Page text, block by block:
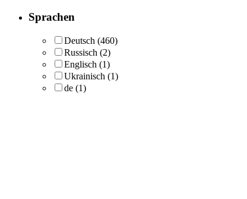
Sprachen
Deutsch (460)
Russisch (2)
Englisch (1)
Ukrainisch (1)
de (1)